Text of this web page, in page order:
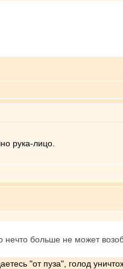
рука-лицо.
больше не может
"от пуза", голод